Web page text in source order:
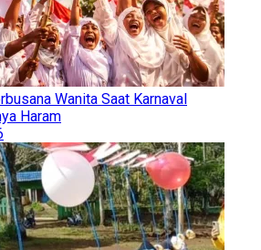
Wanita Saat Karnaval
Haram